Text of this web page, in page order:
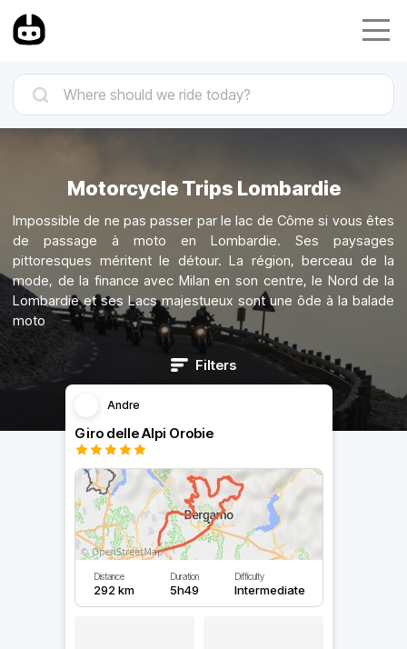
Motorcycle Trips Lombardie
Impossible de ne pas passer par le lac de Côme si vous êtes
de passage à moto en Lombardie. Ses paysages
pittoresques méritent le détour. La région, berceau de la
mode, de la finance avec Milan en son centre, le Nord de la
Lombardie et ses Lacs majestueux sont une ôde à la balade
moto
Filters
Andre
Giro delle Alpi Orobie
Distance
292 km
Duration
5h49
Difficulty
Intermediate